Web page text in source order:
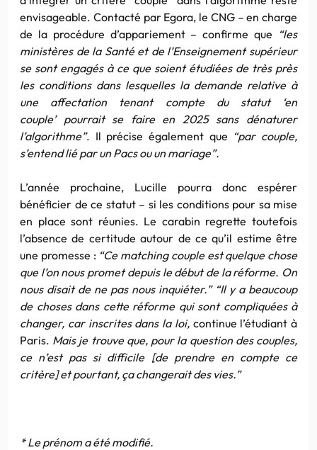
envisageable. Contacté par Egora, le CNG – en charge
de la procédure d’appariement – confirme que “les
ministères de la Santé et de l’Enseignement supérieur
se sont engagés à ce que soient étudiées de très près
les conditions dans lesquelles la demande relative à
une affectation tenant compte du statut ‘en
couple’ pourrait se faire en 2025 sans dénaturer
l’algorithme”. Il précise également que “par couple,
s’entend lié par un Pacs ou un mariage”.
L’année prochaine, Lucille pourra donc espérer
bénéficier de ce statut – si les conditions pour sa mise
en place sont réunies. Le carabin regrette toutefois
l’absence de certitude autour de ce qu’il estime être
une promesse : “Ce matching couple est quelque chose
que l’on nous promet depuis le début de la réforme. On
nous disait de ne pas nous inquiéter.” “Il y a beaucoup
de choses dans cette réforme qui sont compliquées à
changer, car inscrites dans la loi, continue l’étudiant à
Paris. Mais je trouve que, pour la question des couples,
ce n’est pas si difficile [de prendre en compte ce
critère] et pourtant, ça changerait des vies.”
* Le prénom a été modifié.